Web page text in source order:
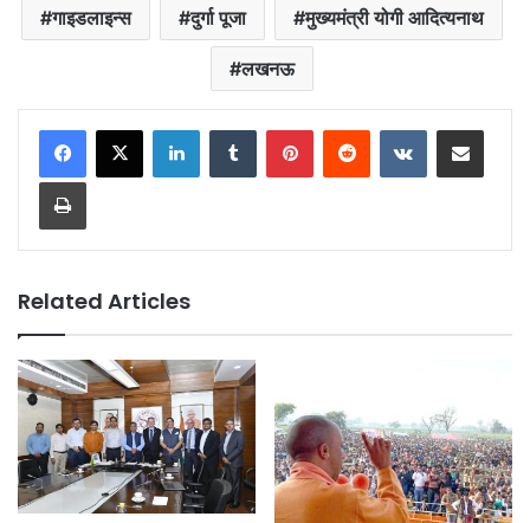
गाइडलाइन्स दुर्गा पूजा मुख्यमंत्री योगी आदित्यनाथ
लखनऊ
LinkedInTumblr PinterestReddit VKontakteShare via Email
Print
Related Articles